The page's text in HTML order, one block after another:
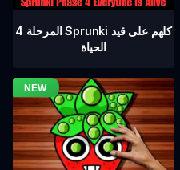
المرحلة 4 Sprunki كلهم على قيد
الحياة